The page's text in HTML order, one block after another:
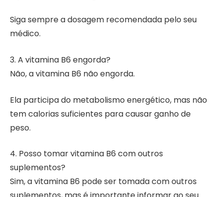
Siga sempre a dosagem recomendada pelo seu
médico.
3. A vitamina B6 engorda?
Não, a vitamina B6 não engorda.
Ela participa do metabolismo energético, mas não
tem calorias suficientes para causar ganho de
peso.
4. Posso tomar vitamina B6 com outros
suplementos?
Sim, a vitamina B6 pode ser tomada com outros